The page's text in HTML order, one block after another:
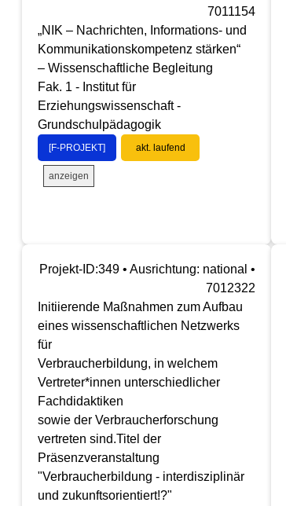
7011154
„NIK – Nachrichten, Informations- und
Kommunikationskompetenz stärken“
– Wissenschaftliche Begleitung
Fak. 1 - Institut für
Erziehungswissenschaft -
Grundschulpädagogik
[F-PROJEKT] akt. laufend
anzeigen
Projekt-ID:349 • Ausrichtung: national •
7012322
Initiierende Maßnahmen zum Aufbau
eines wissenschaftlichen Netzwerks
für
Verbraucherbildung, in welchem
Vertreter*innen unterschiedlicher
Fachdidaktiken
sowie der Verbraucherforschung
vertreten sind.Titel der
Präsenzveranstaltung
"Verbraucherbildung - interdisziplinär
und zukunftsorientiert!?"